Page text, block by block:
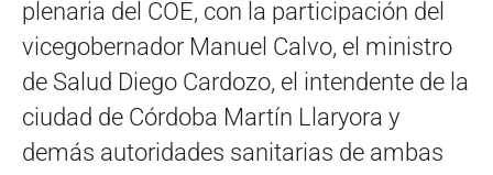
plenaria del COE, con la participación del
vicegobernador Manuel Calvo, el ministro
de Salud Diego Cardozo, el intendente de la
ciudad de Córdoba Martín Llaryora y
demás autoridades sanitarias de ambas